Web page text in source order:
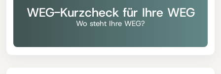
WEG-Kurzcheck für Ihre WEG
Wo steht Ihre WEG?